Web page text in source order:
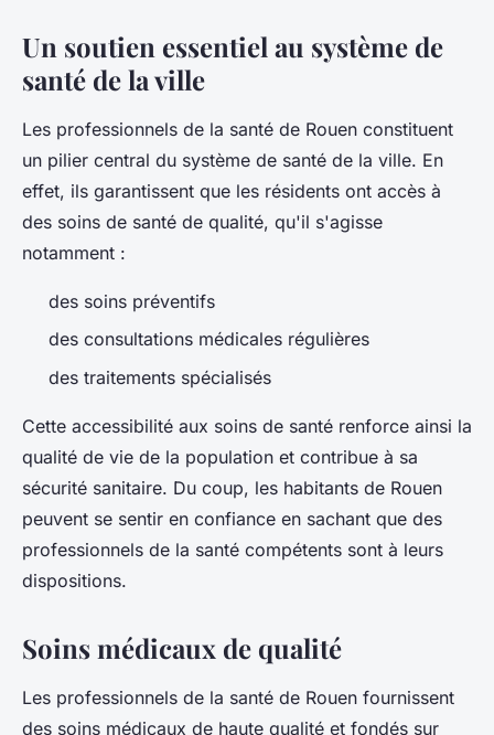
Un soutien essentiel au système de
santé de la ville
Les professionnels de la santé de Rouen constituent
un pilier central du système de santé de la ville. En
effet, ils garantissent que les résidents ont accès à
des soins de santé de qualité, qu'il s'agisse
notamment :
des soins préventifs
des consultations médicales régulières
des traitements spécialisés
Cette accessibilité aux soins de santé renforce ainsi la
qualité de vie de la population et contribue à sa
sécurité sanitaire. Du coup, les habitants de Rouen
peuvent se sentir en confiance en sachant que des
professionnels de la santé compétents sont à leurs
dispositions.
Soins médicaux de qualité
Les professionnels de la santé de Rouen fournissent
des soins médicaux de haute qualité et fondés sur